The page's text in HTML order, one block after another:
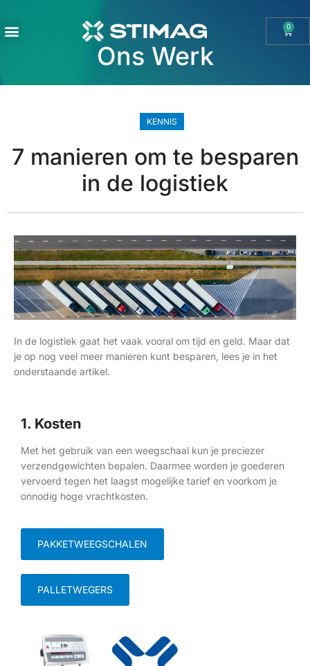
0
Ons Werk
KENNIS
7 manieren om te besparen
in de logistiek
In de logistiek gaat het vaak vooral om tijd en geld. Maar dat
je op nog veel meer manieren kunt besparen, lees je in het
onderstaande artikel.
1. Kosten
Met het gebruik van een weegschaal kun je preciezer
verzendgewichten bepalen. Daarmee worden je goederen
vervoerd tegen het laagst mogelijke tarief en voorkom je
onnodig hoge vrachtkosten.
PAKKETWEEGSCHALEN
PALLETWEGERS